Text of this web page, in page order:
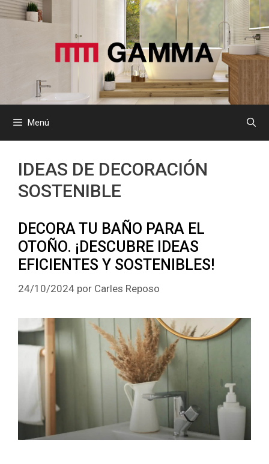
Saltar
al
Menú
IDEAS DE DECORACIÓN
SOSTENIBLE
DECORA TU BAÑO PARA EL
OTOÑO. ¡DESCUBRE IDEAS
EFICIENTES Y SOSTENIBLES!
24/10/2024 por Carles Reposo